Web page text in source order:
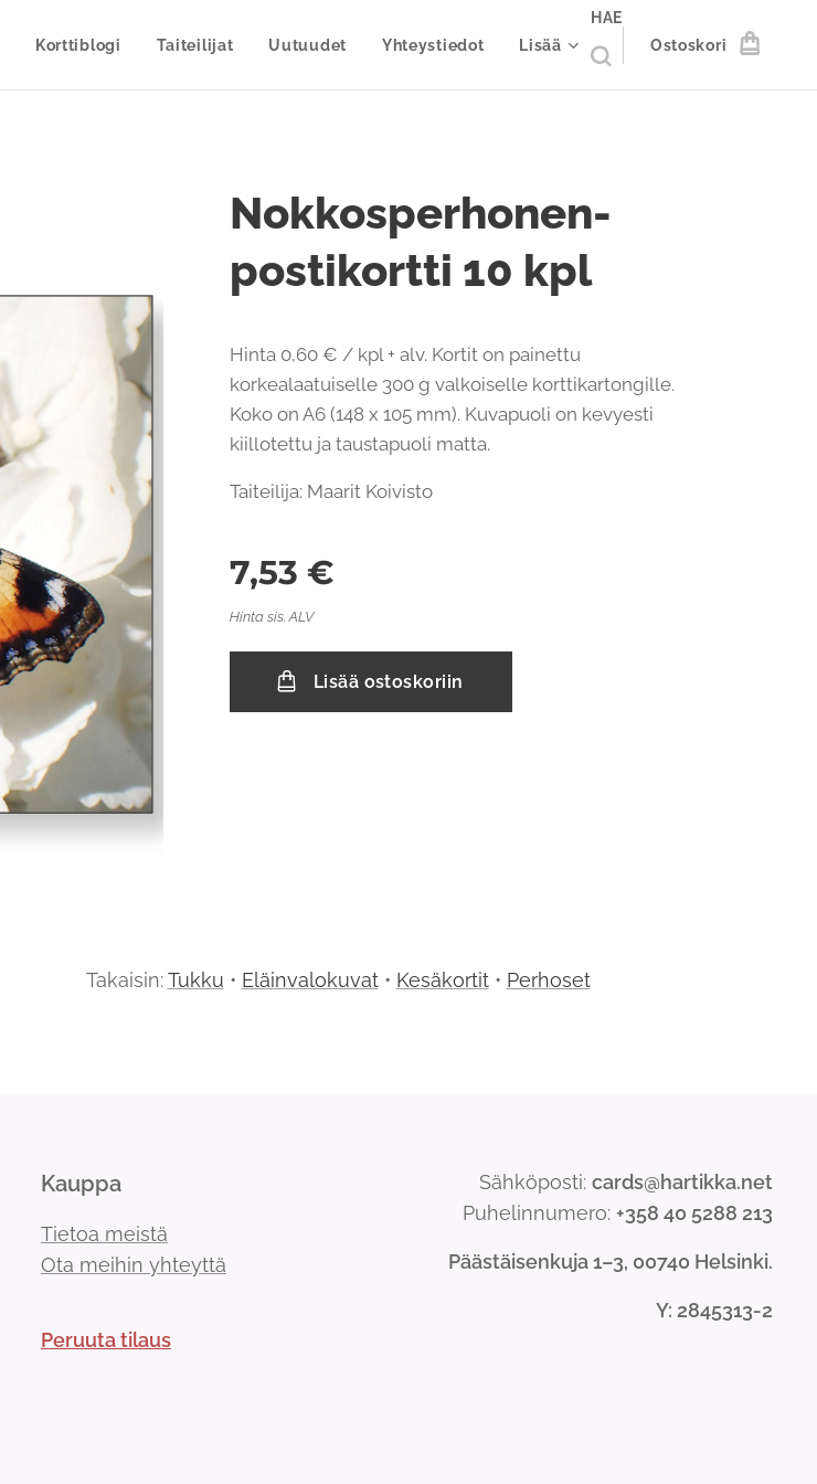
Korttiblogi Taiteilijat Uutuudet Yhteystiedot Lisää
HAE
Ostoskori
Nokkosperhonen-
postikortti 10 kpl
Hinta 0,60 € / kpl + alv. Kortit on painettu
korkealaatuiselle 300 g valkoiselle korttikartongille.
Koko on A6 (148 x 105 mm). Kuvapuoli on kevyesti
kiillotettu ja taustapuoli matta.
Taiteilija: Maarit Koivisto
7,53 €
Hinta sis. ALV
Lisää ostoskoriin
Takaisin:Tukku • Eläinvalokuvat• Kesäkortit• Perhoset
Kauppa
Tietoa meistä
Ota meihin yhteyttä
Peruuta tilaus
Sähköposti: cards@hartikka.net
Puhelinnumero: +358 40 5288 213
Päästäisenkuja 1–3, 00740 Helsinki.
Y: 2845313-2